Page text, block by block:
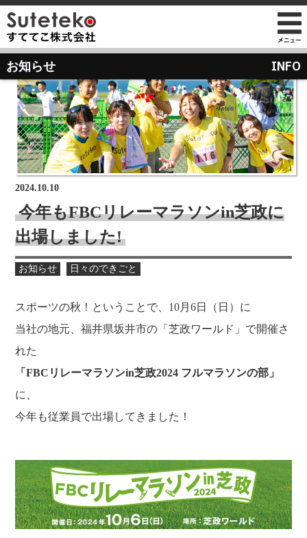
会社のこれまでとこれから
講演の依頼について
M&Aのご提案について
店舗のご案内
経営理念と使命
組織図
沿革
経営方針
過去の経営方針
取り組み
通販事業
自社PB製造販売事業
地域向け学生服販売
お知らせ
受賞歴
President greeting
Corporate philosophy
History
Retail business
Private brand products
公司概要
企业理念
沿革
零售业
お知らせ INFO
2024.10.10
今年もFBCリレーマラソンin芝政に
出場しました!
お知らせ 日々のできごと
スポーツの秋！ということで、10月6日（日）に
当社の地元、福井県坂井市の「芝政ワールド」で開催さ
れた
「FBCリレーマラソンin芝政2024 フルマラソンの部」
に、
今年も従業員で出場してきました！